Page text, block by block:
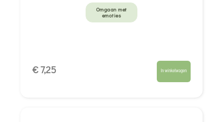
Omgaan met
emoties
€ 7,25 In winkelwagen